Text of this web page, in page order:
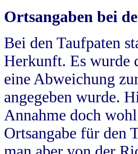
Ortsangaben bei
Bei den Taufpaten
Herkunft. Es wurde
eine Abweichung
angegeben wurde.
Annahme doch
Ortsangabe für den